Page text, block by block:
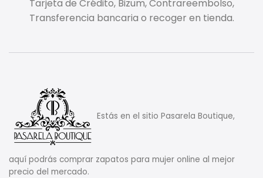
Tarjeta de Crédito, Bizum, Contrareembolso,
Transferencia bancaria o recoger en tienda.
Estás en el sitio Pasarela Boutique,
aquí podrás comprar zapatos para mujer online al mejor
precio del mercado.